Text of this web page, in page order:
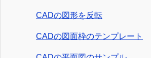
CADの図形を反転
CADの図面枠のテンプレート